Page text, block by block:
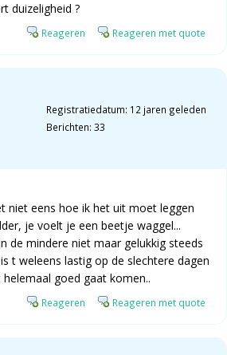
duizeligheid ?
Reageren Reageren met quote
Registratiedatum: 12 jaren geleden
Berichten: 33
niet eens hoe ik het uit moet leggen
je voelt je een beetje waggel...
de mindere niet maar gelukkig steeds
t weleens lastig op de slechtere dagen
goed gaat komen..
Reageren Reageren met quote